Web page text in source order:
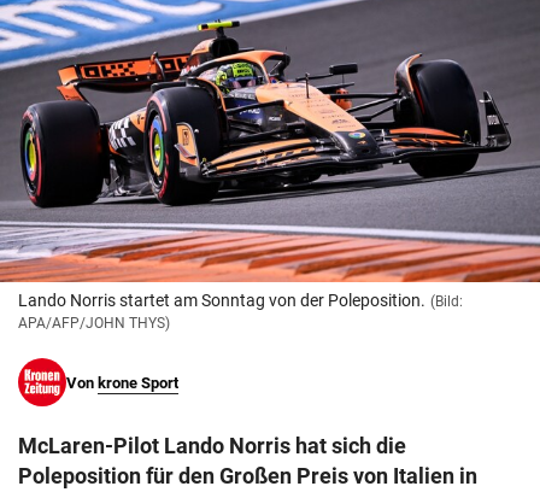
search
Suchbegriff
eingeben
© Krone Multimedia GmbH & Co KG 2026
Muthgasse 2, 1190 Wien
Lando Norris startet am Sonntag von der Poleposition. (Bild:
APA/AFP/JOHN THYS)
Von krone Sport
McLaren-Pilot Lando Norris hat sich die
Poleposition für den Großen Preis von Italien in